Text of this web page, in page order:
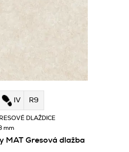
IV R9
MAT Gresová dlažba
DLAŽDICE
mm